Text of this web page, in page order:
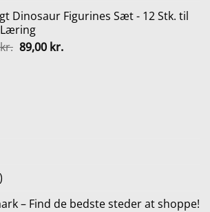
pris
var:
379,95 kr..
pris
Dinosaur Figurines Sæt - 12 Stk. til
Læring
kr. Den
89,00 kr.Den
– Find de bedste steder at shoppe!